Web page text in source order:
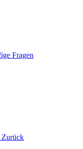
Fragen
Zurück